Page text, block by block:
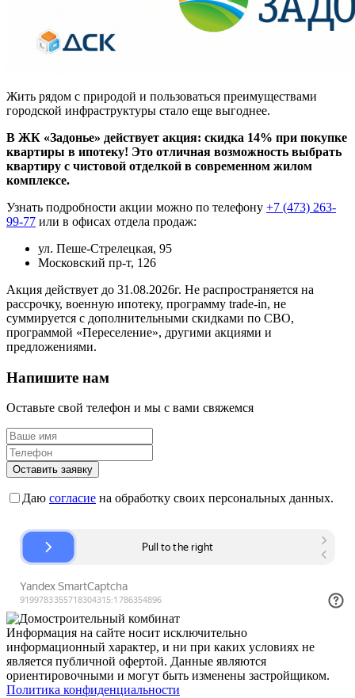
Жить рядом с природой и пользоваться преимуществами
городской инфраструктуры стало еще выгоднее.
В ЖК «Задонье» действует акция: скидка 14% при покупке
квартиры в ипотеку! Это отличная возможность выбрать
квартиру с чистовой отделкой в современном жилом
комплексе.
Узнать подробности акции можно по телефону +7 (473) 263-
99-77 или в офисах отдела продаж:
ул. Пеше-Стрелецкая, 95
Московский пр-т, 126
Акция действует до 31.08.2026г. Не распространяется на
рассрочку, военную ипотеку, программу trade-in, не
суммируется с дополнительными скидками по СВО,
программой «Переселение», другими акциями и
предложениями.
Напишите нам
Оставьте свой телефон и мы с вами свяжемся
Оставить заявку
Даю согласие на обработку своих персональных данных.
Информация на сайте носит исключительно
информационный характер, и ни при каких условиях не
является публичной офертой. Данные являются
ориентировочными и могут быть изменены застройщиком.
Политика конфиденциальности